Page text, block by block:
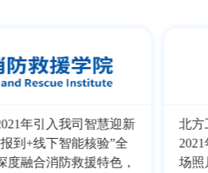
年引入我司智慧迎新
到+线下智能核验”全
度融合消防救援特色，
北方
场照